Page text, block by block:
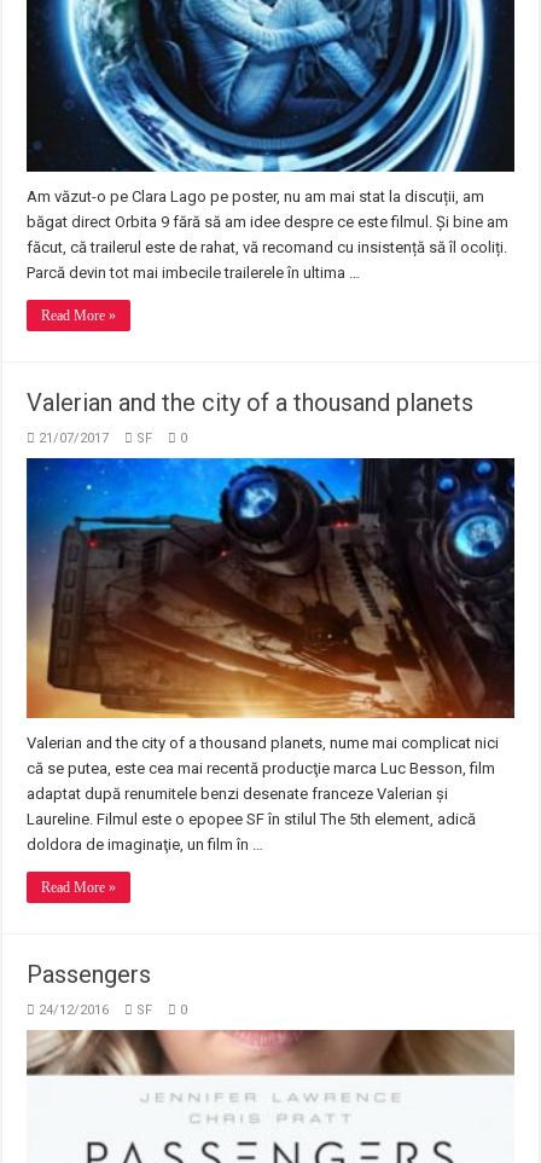
Am văzut-o pe Clara Lago pe poster, nu am mai stat la discuții, am
băgat direct Orbita 9 fără să am idee despre ce este filmul. Și bine am
făcut, că trailerul este de rahat, vă recomand cu insistență să îl ocoliți.
Parcă devin tot mai imbecile trailerele în ultima …
Read More »
Valerian and the city of a thousand planets
21/07/2017 SF 0
Valerian and the city of a thousand planets, nume mai complicat nici
că se putea, este cea mai recentă producţie marca Luc Besson, film
adaptat după renumitele benzi desenate franceze Valerian şi
Laureline. Filmul este o epopee SF în stilul The 5th element, adică
doldora de imaginaţie, un film în …
Read More »
Passengers
24/12/2016 SF 0